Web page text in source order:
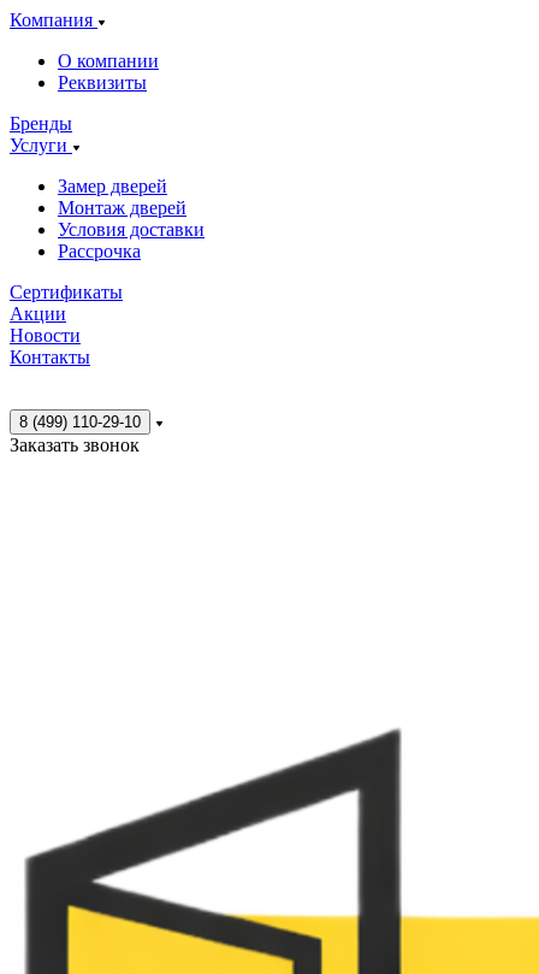
Компания
О компании
Реквизиты
Бренды
Услуги
Замер дверей
Монтаж дверей
Условия доставки
Рассрочка
Сертификаты
Акции
Новости
Контакты
8 (499) 110-29-10
Заказать звонок